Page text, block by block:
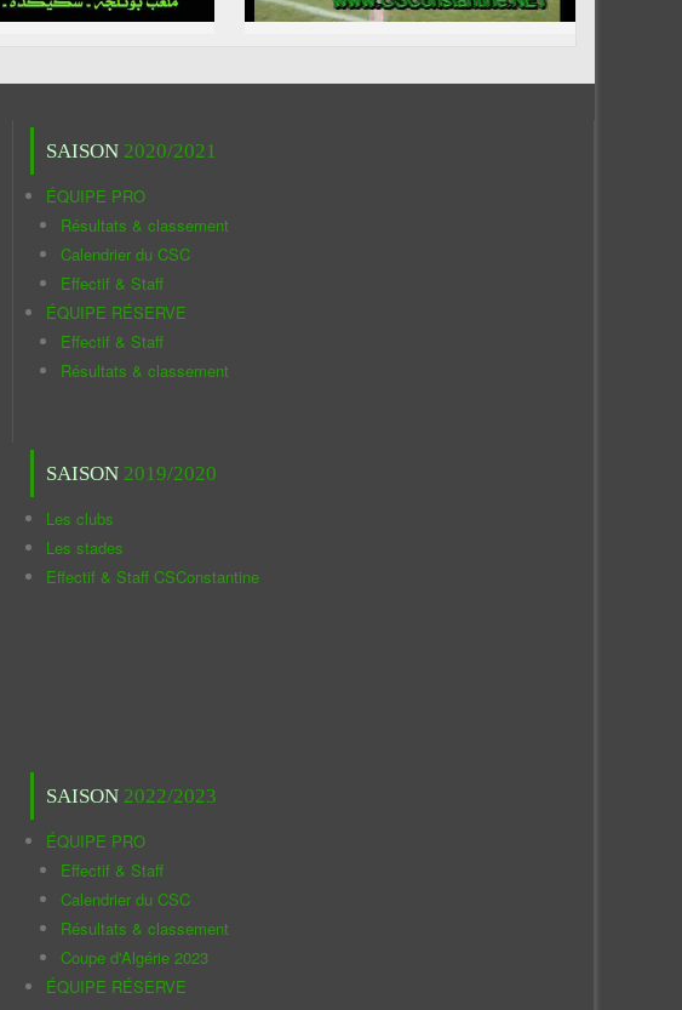
SAISON 2020/2021
ÉQUIPE PRO
Résultats & classement
Calendrier du CSC
Effectif & Staff
ÉQUIPE RÉSERVE
Effectif & Staff
Résultats & classement
SAISON 2019/2020
Les clubs
Les stades
Effectif & Staff CSConstantine
SAISON 2022/2023
ÉQUIPE PRO
Effectif & Staff
Calendrier du CSC
Résultats & classement
Coupe d'Algérie 2023
ÉQUIPE RÉSERVE